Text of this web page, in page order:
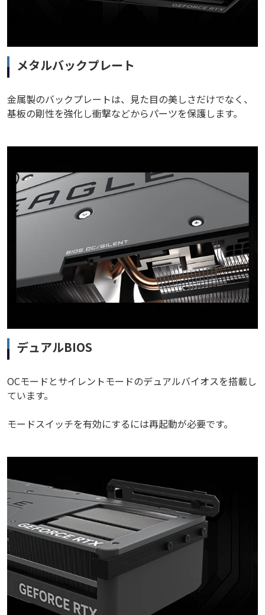
メタルバックプレート
金属製のバックプレートは、見た目の美しさだけでなく、
基板の剛性を強化し衝撃などからパーツを保護します。
デュアルBIOS
OCモードとサイレントモードのデュアルバイオスを搭載し
ています。
モードスイッチを有効にするには再起動が必要です。